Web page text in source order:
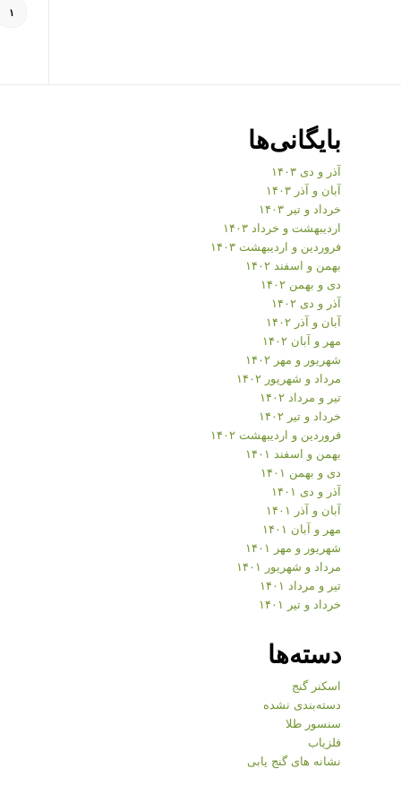
۱
بایگانی‌ها
آذر و دی ۱۴۰۳
آبان و آذر ۱۴۰۳
خرداد و تیر ۱۴۰۳
اردیبهشت و خرداد ۱۴۰۳
فروردین و اردیبهشت ۱۴۰۳
بهمن و اسفند ۱۴۰۲
دی و بهمن ۱۴۰۲
آذر و دی ۱۴۰۲
آبان و آذر ۱۴۰۲
مهر و آبان ۱۴۰۲
شهریور و مهر ۱۴۰۲
مرداد و شهریور ۱۴۰۲
تیر و مرداد ۱۴۰۲
خرداد و تیر ۱۴۰۲
فروردین و اردیبهشت ۱۴۰۲
بهمن و اسفند ۱۴۰۱
دی و بهمن ۱۴۰۱
آذر و دی ۱۴۰۱
آبان و آذر ۱۴۰۱
مهر و آبان ۱۴۰۱
شهریور و مهر ۱۴۰۱
مرداد و شهریور ۱۴۰۱
تیر و مرداد ۱۴۰۱
خرداد و تیر ۱۴۰۱
دسته‌ها
اسکنر گنج
دسته‌بندی نشده
سنسور طلا
فلزیاب
نشانه های گنج یابی